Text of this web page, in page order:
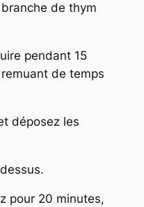
de thym
pendant 15
de temps
déposez les
pour 20 minutes,